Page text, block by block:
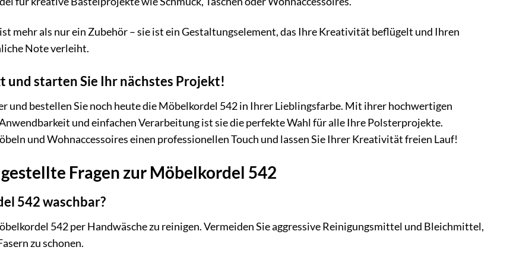
mehr als nur ein Zubehör – sie ist ein Gestaltungselement, das Ihre Kreativität beflügelt und Ihren
Note verleiht.
und starten Sie Ihr nächstes Projekt!
und bestellen Sie noch heute die Möbelkordel 542 in Ihrer Lieblingsfarbe. Mit ihrer hochwertigen
und einfachen Verarbeitung ist sie die perfekte Wahl für alle Ihre Polsterprojekte.
und Wohnaccessoires einen professionellen Touch und lassen Sie Ihrer Kreativität freien Lauf!
Fragen zur Möbelkordel 542
542 waschbar?
542 per Handwäsche zu reinigen. Vermeiden Sie aggressive Reinigungsmittel und Bleichmittel,
zu schonen.